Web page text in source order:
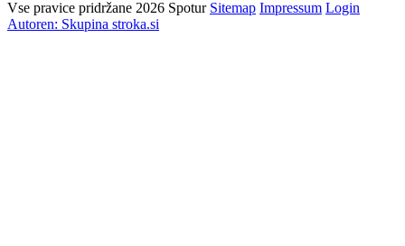
Vse pravice pridržane 2026 Spotur Sitemap Impressum Login
Autoren: Skupina stroka.si